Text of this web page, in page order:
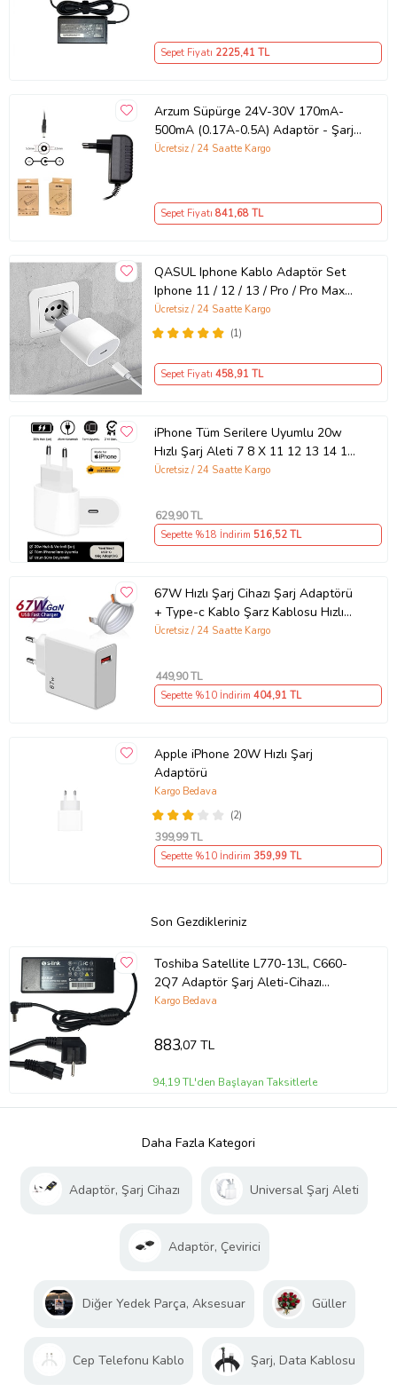
Sepet Fiyatı 2225,41 TL
Arzum Süpürge 24V-30V 170mA-
500mA (0.17A-0.5A) Adaptör - Şarj
Aleti RETRO
Ücretsiz / 24 Saatte Kargo
Sepet Fiyatı 841,68 TL
QASUL Iphone Kablo Adaptör Set
Iphone 11 / 12 / 13 / Pro / Pro Max
Uyumlu Şarj Aleti Seti
(1)
Ücretsiz / 24 Saatte Kargo
Sepet Fiyatı 458,91 TL
iPhone Tüm Serilere Uyumlu 20w
Hızlı Şarj Aleti 7 8 X 11 12 13 14 15
16 İçin Type-C Girişli Adaptör
Ücretsiz / 24 Saatte Kargo
629,90 TL
Sepette %18 İndirim 516,52 TL
67W Hızlı Şarj Cihazı Şarj Adaptörü
+ Type-c Kablo Şarz Kablosu Hızlı
Şarj Seti Tüm Telefonlara Uyumlu
Kablosu Sarz Cihazi (Beyaz)
Ücretsiz / 24 Saatte Kargo
449,90 TL
Sepette %10 İndirim 404,91 TL
Apple iPhone 20W Hızlı Şarj
Adaptörü
(2)
Kargo Bedava
399,99 TL
Sepette %10 İndirim 359,99 TL
Son Gezdikleriniz
Toshiba Satellite L770-13L, C660-
2Q7 Adaptör Şarj Aleti-Cihazı
(Siyah)
Kargo Bedava
883,07 TL
94,19 TL'den Başlayan Taksitlerle
Daha Fazla Kategori
Adaptör, Şarj Cihazı Universal Şarj Aleti
Adaptör, Çevirici
Diğer Yedek Parça, Aksesuar Güller
Cep Telefonu Kablo Şarj, Data Kablosu